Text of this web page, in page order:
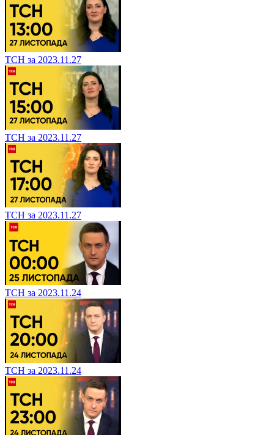
ТСН за 2023.11.27
ТСН за 2023.11.27
ТСН за 2023.11.27
ТСН за 2023.11.24
ТСН за 2023.11.24